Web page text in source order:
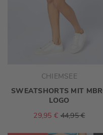
CHIEMSEE
SWEATSHORTS MIT
LOGO
29,95 € 44,95 €